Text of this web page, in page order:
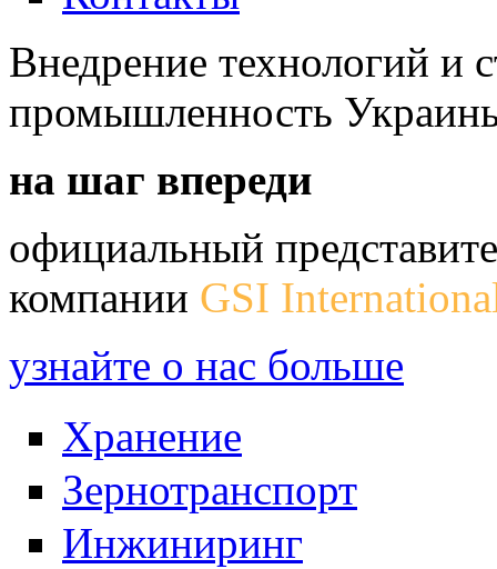
Внедрение технологий
промышленность
на шаг впереди
официальный
компании GSI
узнайте о нас больше
Хранение
Зернотранспорт
Инжиниринг